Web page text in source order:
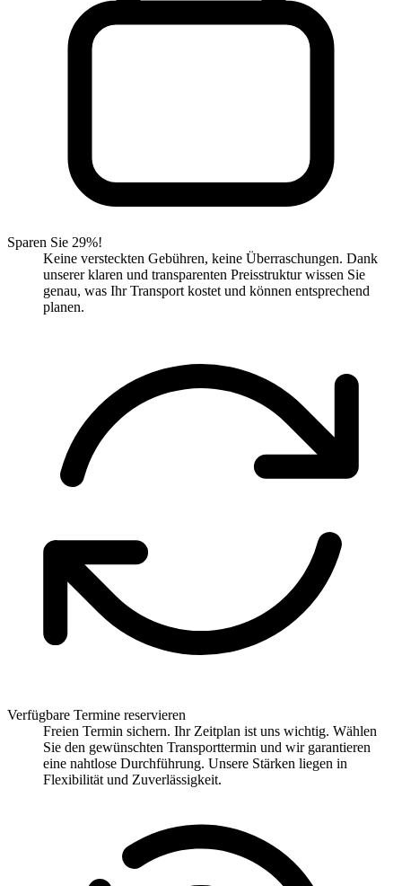
Sparen Sie 29%!
Keine versteckten Gebühren, keine Überraschungen. Dank
unserer klaren und transparenten Preisstruktur wissen Sie
genau, was Ihr Transport kostet und können entsprechend
planen.
Verfügbare Termine reservieren
Freien Termin sichern. Ihr Zeitplan ist uns wichtig. Wählen
Sie den gewünschten Transporttermin und wir garantieren
eine nahtlose Durchführung. Unsere Stärken liegen in
Flexibilität und Zuverlässigkeit.